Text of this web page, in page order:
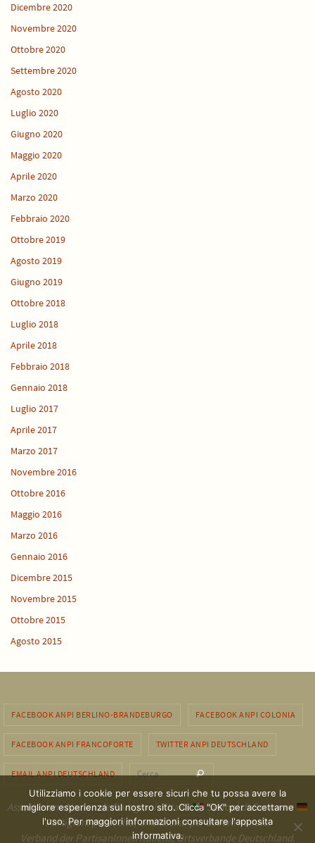
Dicembre 2020
Novembre 2020
Ottobre 2020
Settembre 2020
Agosto 2020
Luglio 2020
Giugno 2020
Maggio 2020
Aprile 2020
Marzo 2020
Febbraio 2020
Ottobre 2019
Agosto 2019
Giugno 2019
Ottobre 2018
Luglio 2018
Aprile 2018
Febbraio 2018
Gennaio 2018
Luglio 2017
Aprile 2017
Marzo 2017
Novembre 2016
Ottobre 2016
Maggio 2016
Marzo 2016
Gennaio 2016
Dicembre 2015
Novembre 2015
Ottobre 2015
Agosto 2015
FACEBOOK ANPI BERLINO-BRANDEBURGO FACEBOOK ANPI COLONIA
FACEBOOK ANPI FRANCOFORTE TWITTER ANPI DEUTSCHLAND
EMAIL ANPI DEUTSCHLAND Cerca per:
Cerca
Associazione Nazionale Partigiani d'Italia
Sezioni di Germania
Partigiani per scelta, antifascisti per dovere morale.
Verband der PartisanInnen Italiens, Ortsverbande Deutschland.
Utilizziamo i cookie per essere sicuri che tu possa avere la
migliore esperienza sul nostro sito. Clicca "OK" per accettarne
l'uso. Per maggiori informazioni consultare l'apposita
informativa.